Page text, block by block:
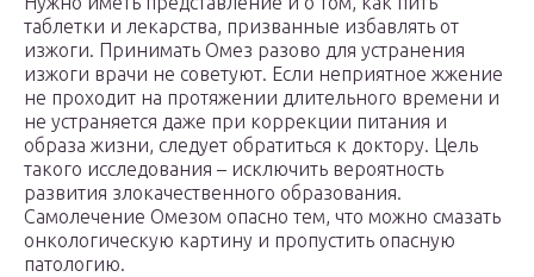
таблетки и лекарства, призванные избавлять от
изжоги. Принимать Омез разово для устранения
изжоги врачи не советуют. Если неприятное жжение
не проходит на протяжении длительного времени и
не устраняется даже при коррекции питания и
образа жизни, следует обратиться к доктору. Цель
такого исследования – исключить вероятность
развития злокачественного образования.
Самолечение Омезом опасно тем, что можно смазать
онкологическую картину и пропустить опасную
патологию.